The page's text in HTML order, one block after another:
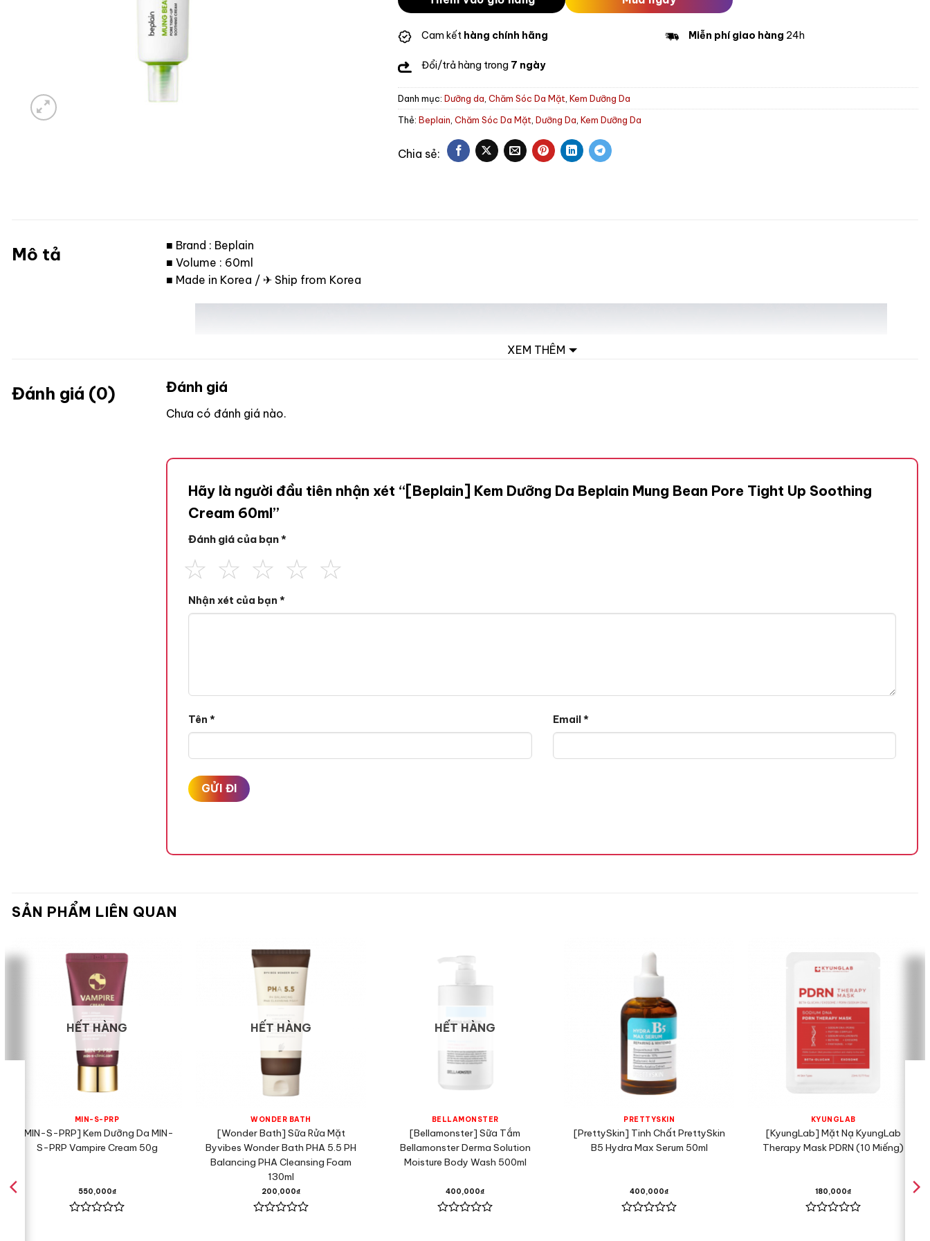
Cam kết hàng chính hãng Miễn phí giao hàng 24h
Đổi/trả hàng trong 7 ngày
Danh mục:Dưỡng da,Chăm Sóc Da Mặt,Kem Dưỡng Da
Thẻ:Beplain,Chăm Sóc Da Mặt,Dưỡng Da,Kem Dưỡng Da
Mô tả
■ Brand : Beplain
■ Volume : 60ml
■ Made in Korea / ✈ Ship from Korea
XEM THÊM
Đánh giá (0) Đánh giá
Chưa có đánh giá nào.
Hãy là người đầu tiên nhận xét “[Beplain] Kem Dưỡng Da Beplain Mung Bean Pore Tight Up Soothing
Cream 60ml”
Đánh giá của bạn*
Nhận xét của bạn*
Tên* Email *
SẢN PHẨM LIÊN QUAN
HẾT HÀNG
MIN-S-PRP
[MIN-S-PRP] Kem Dưỡng Da MIN-
S-PRP Vampire Cream 50g
550,000₫
HẾT HÀNG
WONDER BATH
[Wonder Bath] Sữa Rửa Mặt
Byvibes Wonder Bath PHA 5.5 PH
Balancing PHA Cleansing Foam
130ml
200,000₫
HẾT HÀNG
BELLAMONSTER
[Bellamonster] Sữa Tắm
Bellamonster Derma Solution
Moisture Body Wash 500ml
400,000₫
PRETTYSKIN
[PrettySkin] Tinh Chất PrettySkin
B5 Hydra Max Serum 50ml
400,000₫
KYUNGLAB
[KyungLab] Mặt Nạ KyungLab
Therapy Mask PDRN (10 Miếng)
180,000₫